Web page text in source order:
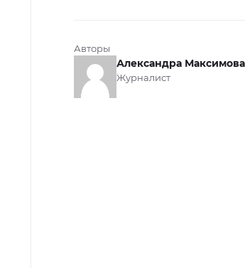
Авторы
Александра Максимова
Журналист